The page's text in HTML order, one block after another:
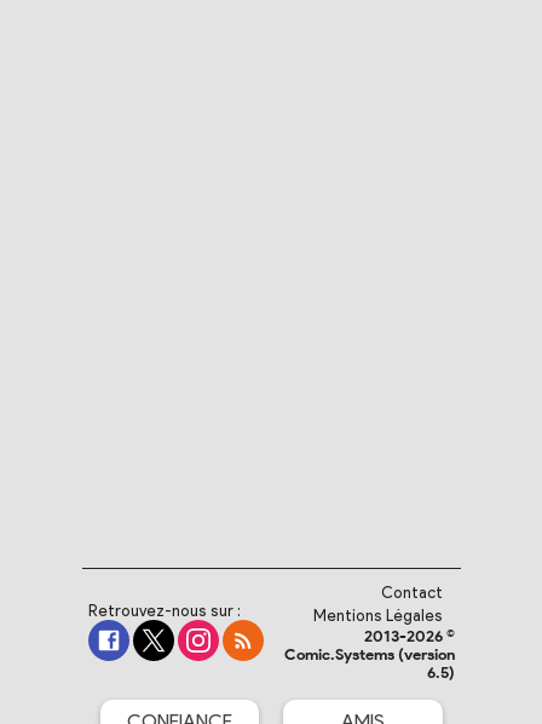
Retrouvez-nous sur :
Contact
Mentions Légales
2013-2026 ©
Comic.Systems (version
6.5)